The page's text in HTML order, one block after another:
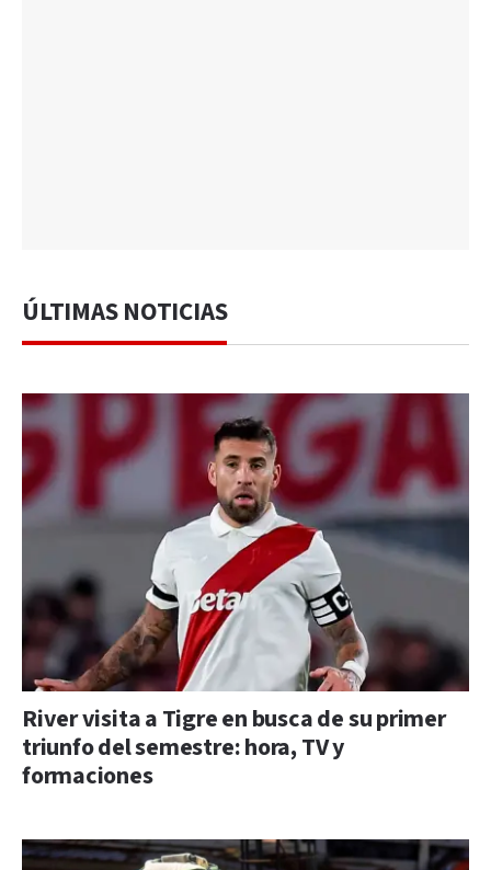
ÚLTIMAS NOTICIAS
River visita a Tigre en busca de su primer
triunfo del semestre: hora, TV y
formaciones